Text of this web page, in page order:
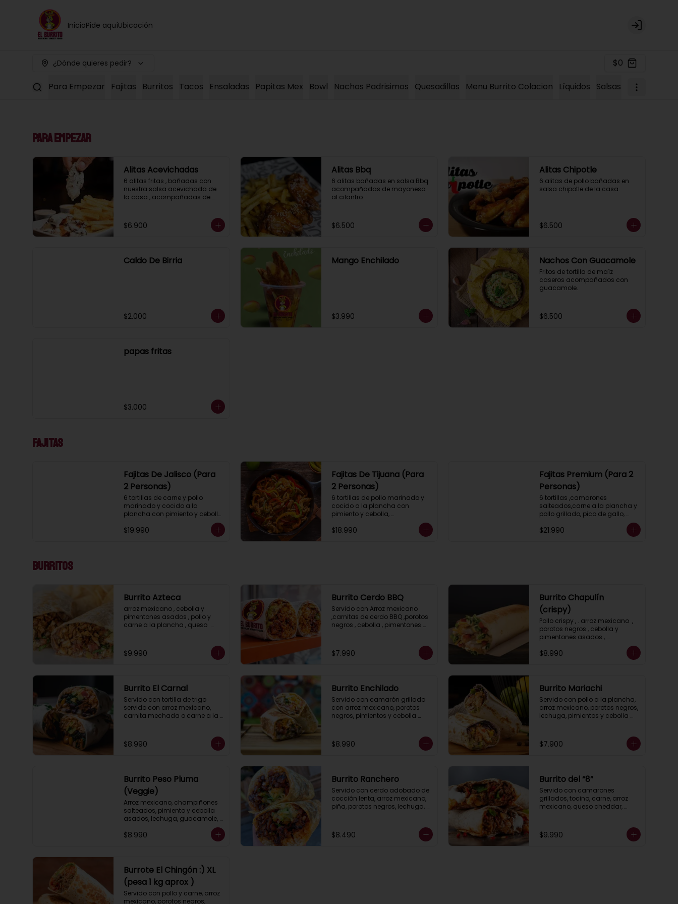
InicioPide aquíUbicación Login
¿Dónde quieres pedir? $0
Para Empezar Fajitas Burritos Tacos Ensaladas Papitas Mex Bowl Nachos Padrisimos Quesadillas Menu Burrito Colacion Líquidos Salsas Extras
Para Empezar
Alitas Acevichadas
6 alitas fritas , bañadas con
nuestra salsa acevichada de
la casa , acompañadas de
$6.900
Alitas Bbq
6 alitas bañadas en salsa Bbq
acompañadas de mayonesa
al cilantro.
$6.500
Alitas Chipotle
6 alitas de pollo bañadas en
salsa chipotle de la casa.
$6.500
Caldo De Birria
$2.000
Mango Enchilado
$3.990
Nachos Con Guacamole
Fritos de tortilla de maíz
caseros acompañados con
guacamole.
$6.500
papas fritas
$3.000
Fajitas
Fajitas De Jalisco (Para
2 Personas)
6 tortillas de carne y pollo
marinado y cocido a la
plancha con pimiento y cebolla,
gallo, lechuga, guacamole,
$19.990
Fajitas De Tijuana (Para
2 Personas)
6 tortillas de pollo marinado y
cocido a la plancha con
pimiento y cebolla,
gallo, guacamole, lechuga,
$18.990
Fajitas Premium (Para 2
Personas)
6 tortillas ,camarones
salteados,carne a la plancha y
pollo grillado, pico de gallo,
ranch (crema ácida), porotos
$21.990
Burritos
Burrito Azteca
arroz mexicano , cebolla y
pimentones asados , pollo y
carne a la plancha , queso
acida)
$9.990
Burrito Cerdo BBQ
Servido con Arroz mexicano
,carnitas de cerdo BBQ ,porotos
negros , cebolla , pimentones
lechuga.
$7.990
Burrito Chapulín
(crispy)
Pollo crispy , . arroz mexicano  ,
porotos negros , cebolla y
pimentones asados ,
guacamole , queso gratinado ,
lechuga y salsa, ranch (crema
$8.990
Burrito El Carnal
Servido con tortilla de trigo
servido con arroz mexicano,
carnita mechada o carne a la
lechuga, guacamole, salsa
ranch (crema ácida).
$8.990
Burrito Enchilado
Servido con camarón grillado
con arroz mexicano, porotos
negros, pimientos y cebolla
(crema ácida).
$8.990
Burrito Mariachi
Servido con pollo a la plancha,
arroz mexicano, porotos negros,
lechuga, pimientos y cebolla
$7.900
Burrito Peso Pluma
(Veggie)
Arroz mexicano, champiñones
salteados, pimiento y cebolla
asados, lechuga, guacamole,
(crema ácida).
$8.990
Burrito Ranchero
Servido con cerdo adobado de
cocción lenta, arroz mexicano,
piña, porotos negros, lechuga,
ranch (crema ácida).
$8.490
Burrito del “8”
Servido con camarones
grillados, tocino, carne, arroz
mexicano, queso cheddar,
salsa ranch (crema ácida).
$9.990
Burrote El Chingón :) XL
(pesa 1 kg aprox )
Servido con pollo y carne, arroz
mexicano, porotos negros,